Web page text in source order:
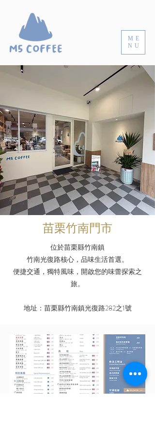
ME
NU
苗栗竹南門市
位於苗栗縣竹南鎮
竹南光復路核心，品味生活首選。
便捷交通，獨特風味，開啟您的味蕾探索之
旅。
​地址：苗栗縣竹南鎮光復路282之1號